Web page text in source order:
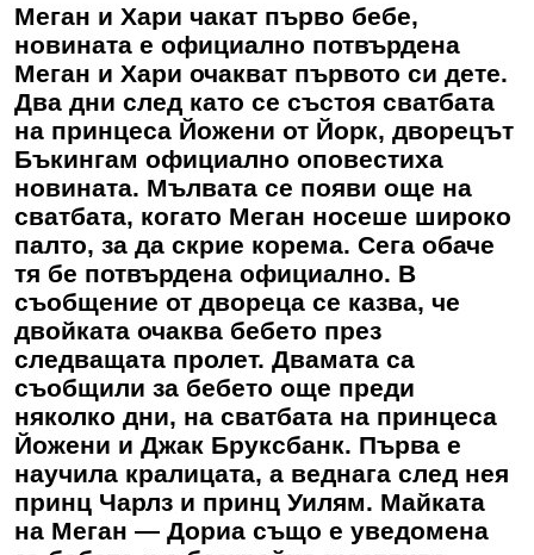
Меган и Хари чакат първо бебе,
новината е официално потвърдена
Меган и Хари очакват първото си дете.
Два дни след като се състоя сватбата
на принцеса Йожени от Йорк, дворецът
Бъкингам официално оповестиха
новината. Мълвата се появи още на
сватбата, когато Меган носеше широко
палто, за да скрие корема. Сега обаче
тя бе потвърдена официално. В
съобщение от двореца се казва, че
двойката очаква бебето през
следващата пролет. Двамата са
съобщили за бебето още преди
няколко дни, на сватбата на принцеса
Йожени и Джак Бруксбанк. Първа е
научила кралицата, а веднага след нея
принц Чарлз и принц Уилям. Майката
на Меган — Дориа също е уведомена